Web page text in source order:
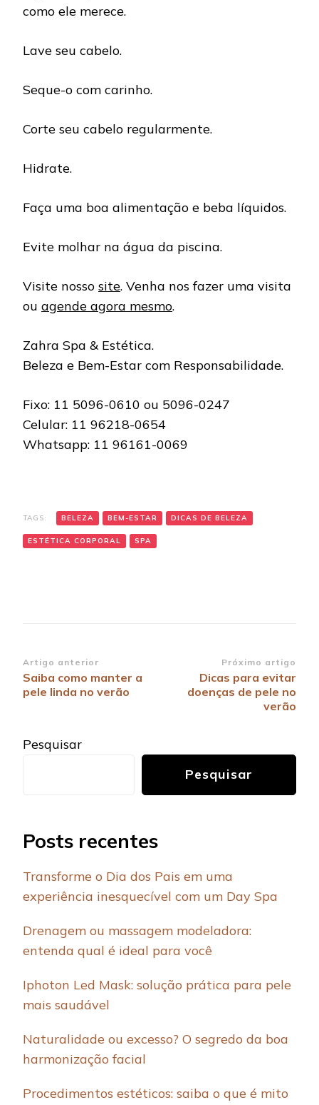
como ele merece.
Lave seu cabelo.
Seque-o com carinho.
Corte seu cabelo regularmente.
Hidrate.
Faça uma boa alimentação e beba líquidos.
Evite molhar na água da piscina.
Visite nosso site. Venha nos fazer uma visita
ou agende agora mesmo.
Zahra Spa & Estética.
Beleza e Bem-Estar com Responsabilidade.
Fixo: 11 5096-0610 ou 5096-0247
Celular: 11 96218-0654
Whatsapp: 11 96161-0069
TAGS: BELEZA BEM-ESTAR DICAS DE BELEZA
ESTÉTICA CORPORAL SPA
Navegação
de
Artigo anterior
Saiba como manter a
pele linda no verão
Próximo artigo
Dicas para evitar
doenças de pele no
verão
Pesquisar
Pesquisar
Posts recentes
Transforme o Dia dos Pais em uma
experiência inesquecível com um Day Spa
Drenagem ou massagem modeladora:
entenda qual é ideal para você
Iphoton Led Mask: solução prática para pele
mais saudável
Naturalidade ou excesso? O segredo da boa
harmonização facial
Procedimentos estéticos: saiba o que é mito